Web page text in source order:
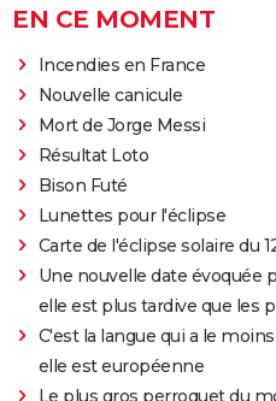
EN CE MOMENT
Incendies en France
Nouvelle canicule
Mort de Jorge Messi
Résultat Loto
Bison Futé
Lunettes pour l'éclipse
Carte de l'éclipse solaire du
Une nouvelle date évoquée
elle est plus tardive que les
C'est la langue qui a le
elle est européenne
Le plus gros perroquet du